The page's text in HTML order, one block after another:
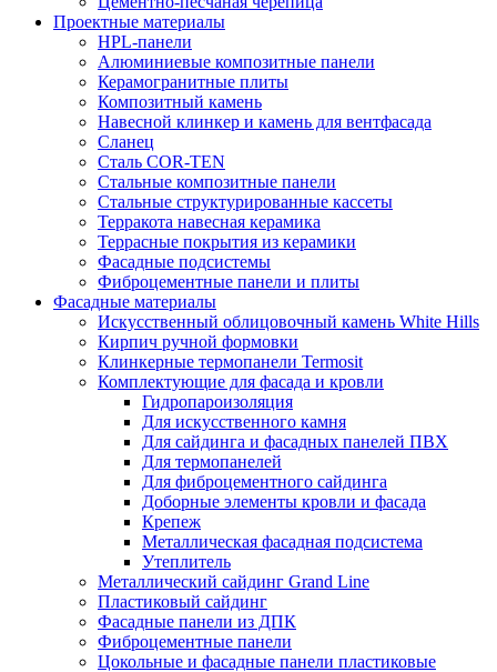
Проектные материалы
HPL-панели
Алюминиевые композитные панели
Керамогранитные плиты
Композитный камень
Навесной клинкер и камень для вентфасада
Сланец
Сталь COR-TEN
Стальные композитные панели
Стальные структурированные кассеты
Терракота навесная керамика
Террасные покрытия из керамики
Фасадные подсистемы
Фиброцементные панели и плиты
Фасадные материалы
Искусственный облицовочный камень White Hills
Кирпич ручной формовки
Клинкерные термопанели Termosit
Комплектующие для фасада и кровли
Гидропароизоляция
Для искусственного камня
Для сайдинга и фасадных панелей ПВХ
Для термопанелей
Для фиброцементного сайдинга
Доборные элементы кровли и фасада
Крепеж
Металлическая фасадная подсистема
Утеплитель
Металлический сайдинг Grand Line
Пластиковый сайдинг
Фасадные панели из ДПК
Фиброцементные панели
Цокольные и фасадные панели пластиковые